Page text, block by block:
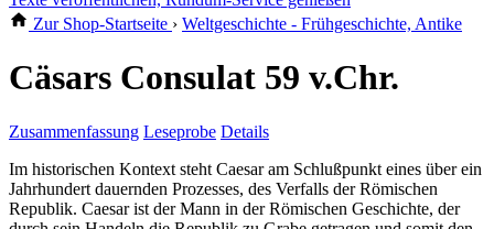
Zur Shop-Startseite › Weltgeschichte - Frühgeschichte, Antike
Cäsars Consulat 59 v.Chr.
Zusammenfassung Leseprobe Details
Im historischen Kontext steht Caesar am Schlußpunkt eines über ein
Jahrhundert dauernden Prozesses, des Verfalls der Römischen
Republik. Caesar ist der Mann in der Römischen Geschichte, der